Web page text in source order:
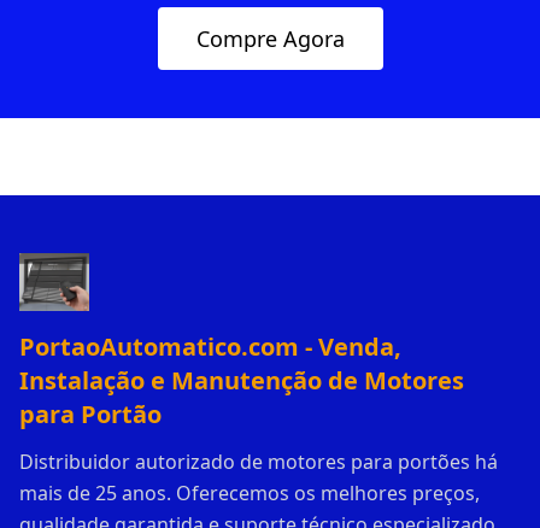
Compre Agora
PortaoAutomatico.com - Venda,
Instalação e Manutenção de Motores
para Portão
Distribuidor autorizado de motores para portões há
mais de 25 anos. Oferecemos os melhores preços,